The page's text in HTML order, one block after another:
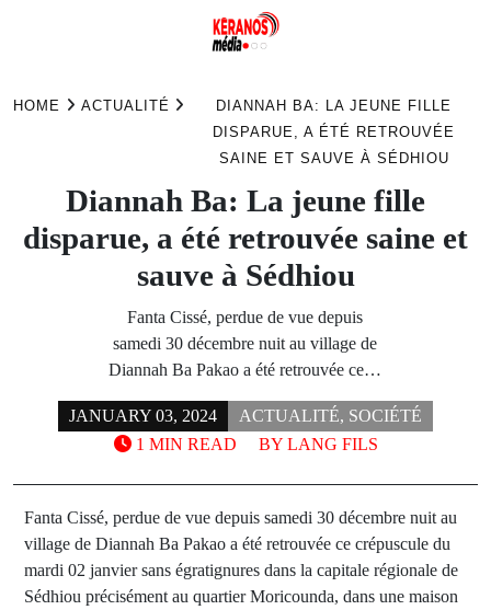
HOME ACTUALITÉ
DIANNAH BA: LA JEUNE FILLE
DISPARUE, A ÉTÉ RETROUVÉE
SAINE ET SAUVE À SÉDHIOU
Diannah Ba: La jeune fille
disparue, a été retrouvée saine et
sauve à Sédhiou
Fanta Cissé, perdue de vue depuis
samedi 30 décembre nuit au village de
Diannah Ba Pakao a été retrouvée ce…
JANUARY 03, 2024 ACTUALITÉ, SOCIÉTÉ
BY LANG FILS
1 MIN READ
Fanta Cissé, perdue de vue depuis samedi 30 décembre nuit au
village de Diannah Ba Pakao a été retrouvée ce crépuscule du
mardi 02 janvier sans égratignures dans la capitale régionale de
Sédhiou précisément au quartier Moricounda, dans une maison